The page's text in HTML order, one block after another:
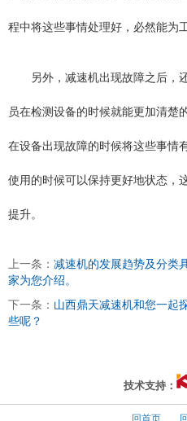
程中将这些事情处理好，必然能为
另外，减速机出现故障之后，
员在检测设备的时候就能更加清楚
在设备出现故障的时候将这些事情
使用的时候可以保持更好地状态，
提升。
上一条： 减速机的发展趋势及分类
家为您介绍。
下一条： 山西鼎天减速机和您一起
些呢？
技术支持：
回首页